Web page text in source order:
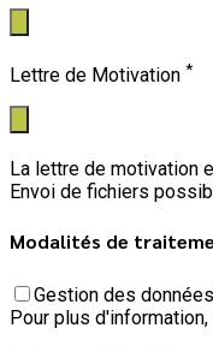
Lettre de Motivation *
La lettre de motivation
Envoi de fichiers
Modalités de
Gestion des données
Pour plus